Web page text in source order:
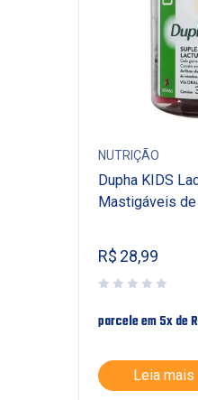
NUTRIÇÃO
Dupha KIDS
Mastigáveis de
R$ 28,99
parcele em 5x de
Leia mais